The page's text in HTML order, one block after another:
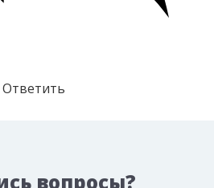
Ответить
вопросы?